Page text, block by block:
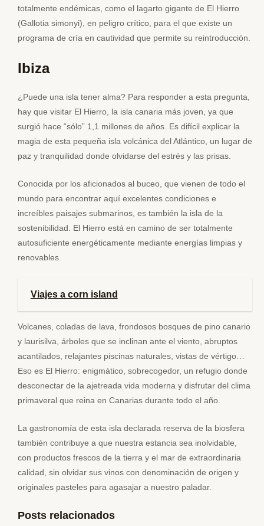
totalmente endémicas, como el lagarto gigante de El Hierro
(Gallotia simonyi), en peligro crítico, para el que existe un
programa de cría en cautividad que permite su reintroducción.
Ibiza
¿Puede una isla tener alma? Para responder a esta pregunta,
hay que visitar El Hierro, la isla canaria más joven, ya que
surgió hace “sólo” 1,1 millones de años. Es difícil explicar la
magia de esta pequeña isla volcánica del Atlántico, un lugar de
paz y tranquilidad donde olvidarse del estrés y las prisas.
Conocida por los aficionados al buceo, que vienen de todo el
mundo para encontrar aquí excelentes condiciones e
increíbles paisajes submarinos, es también la isla de la
sostenibilidad. El Hierro está en camino de ser totalmente
autosuficiente energéticamente mediante energías limpias y
renovables.
Viajes a corn island
Volcanes, coladas de lava, frondosos bosques de pino canario
y laurisilva, árboles que se inclinan ante el viento, abruptos
acantilados, relajantes piscinas naturales, vistas de vértigo…
Eso es El Hierro: enigmático, sobrecogedor, un refugio donde
desconectar de la ajetreada vida moderna y disfrutar del clima
primaveral que reina en Canarias durante todo el año.
La gastronomía de esta isla declarada reserva de la biosfera
también contribuye a que nuestra estancia sea inolvidable,
con productos frescos de la tierra y el mar de extraordinaria
calidad, sin olvidar sus vinos con denominación de origen y
originales pasteles para agasajar a nuestro paladar.
Posts relacionados